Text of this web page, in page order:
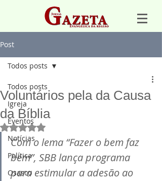
Post
Todos posts
Igreja
Eventos
Notícias
Política
Osasco
Todos posts
Voluntários pela da Causa
da Bíblia
Avaliado com NaN de 5 estrelas.
Com o lema “Fazer o bem faz
bem”, SBB lança programa
para estimular a adesão ao